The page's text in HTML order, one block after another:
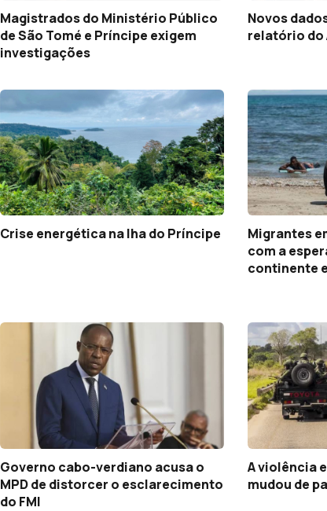
Magistrados do Ministério Público
de São Tomé e Príncipe exigem
investigações
Novos
relatório
Crise energética na lha do Príncipe
Migrantes
com a
continente
Governo cabo-verdiano acusa o
MPD de distorcer o esclarecimento
do FMI
A violência
mudou de